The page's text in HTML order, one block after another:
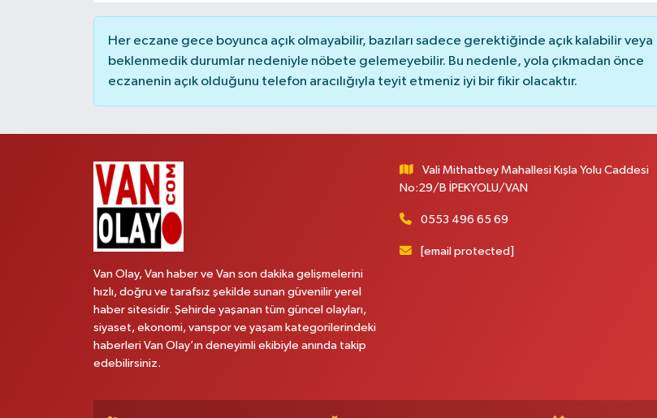
Her eczane gece boyunca açık olmayabilir, bazıları sadece gerektiğinde açık kalabilir veya
beklenmedik durumlar nedeniyle nöbete gelemeyebilir. Bu nedenle, yola çıkmadan önce
eczanenin açık olduğunu telefon aracılığıyla teyit etmeniz iyi bir fikir olacaktır.
Van Olay, Van haber ve Van son dakika gelişmelerini
hızlı, doğru ve tarafsız şekilde sunan güvenilir yerel
haber sitesidir. Şehirde yaşanan tüm güncel olayları,
siyaset, ekonomi, vanspor ve yaşam kategorilerindeki
haberleri Van Olay’ın deneyimli ekibiyle anında takip
edebilirsiniz.
Vali Mithatbey Mahallesi Kışla Yolu Caddesi
No:29/B İPEKYOLU/VAN
0553 496 65 69
[email protected]